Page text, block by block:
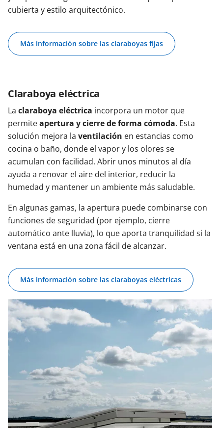
cubierta y estilo arquitectónico.
Más información sobre las claraboyas fijas
Claraboya eléctrica
La claraboya eléctrica incorpora un motor que
permiteapertura y cierre de forma cómoda. Esta
solución mejora la ventilación en estancias como
cocina o baño, donde el vapor y los olores se
acumulan con facilidad. Abrir unos minutos al día
ayuda a renovar el aire del interior, reducir la
humedad y mantener un ambiente más saludable.
En algunas gamas, la apertura puede combinarse con
funciones de seguridad (por ejemplo, cierre
automático ante lluvia), lo que aporta tranquilidad si la
ventana está en una zona fácil de alcanzar.
Más información sobre las claraboyas eléctricas